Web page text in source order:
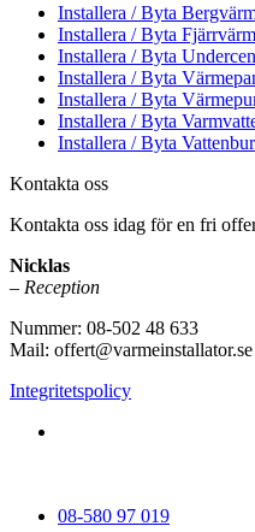
Installera / Byta
Installera / Byta
Installera / Byta
Installera / Byta
Installera / Byta
Installera / Byta
Installera / Byta
Kontakta oss
Kontakta oss idag för en fri
Nicklas
– Reception
Nummer: 08-502 48 633
Mail: offert@varmeinstallator.se
Integritetspolicy
08-580 97 019